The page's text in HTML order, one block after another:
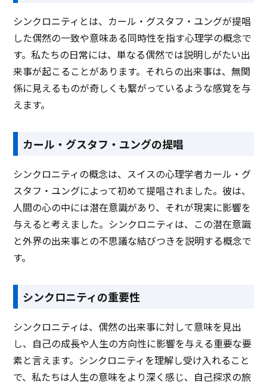
シンクロニティとは、カール・グスタフ・ユングが提唱
した偶然の一致や意味ある同時性を指す心理学の概念で
す。私たちの日常には、単なる偶然では説明しがたい出
来事が起こることがあります。それらの出来事は、無関
係に見えるものが奇しくも繋がっているような感覚を与
えます。
カール・グスタフ・ユングの提唱
シンクロニティの概念は、スイスの心理学者カール・グ
スタフ・ユングによって初めて提唱されました。彼は、
人間の心の中には潜在意識があり、それが現実に影響を
与えると考えました。シンクロニティは、この潜在意識
と外界の出来事との不思議な結びつきを説明する概念で
す。
シンクロニティの重要性
シンクロニティは、偶然の出来事に対して意味を見出
し、自己の成長や人生の方向性に影響を与える重要な要
素と言えます。シンクロニティを理解し受け入れること
で、私たちは人生の意味をより深く感じ、自己探求の旅